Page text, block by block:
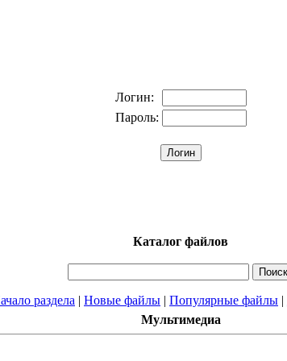
Логин:
Пароль:
Каталог файлов
раздела | Новые файлы | Популярные файлы |
Мультимедиа